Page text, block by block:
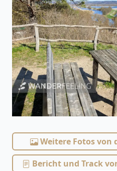
Weitere Fotos von
Bericht und Track